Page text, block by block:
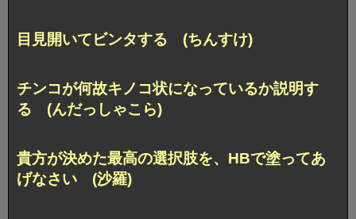
目見開いてビンタする (ちんすけ)
チンコが何故キノコ状になっているか説明す
る (んだっしゃこら)
貴方が決めた最高の選択肢を、HBで塗ってあ
げなさい (沙羅)